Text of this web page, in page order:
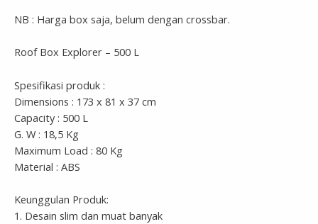
NB : Harga box saja, belum dengan crossbar.
Roof Box Explorer – 500 L
Spesifikasi produk :
Dimensions : 173 x 81 x 37 cm
Capacity : 500 L
G. W : 18,5 Kg
Maximum Load : 80 Kg
Material : ABS
Keunggulan Produk:
1. Desain slim dan muat banyak